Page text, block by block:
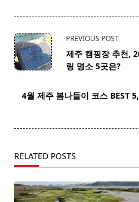
<span
class="nav-
subtitle
reader-
PREVIOUS POST
제주 캠핑장 추천,
링 명소 5곳은?
4월 제주 봄나들이 코스 BEST
RELATED POSTS